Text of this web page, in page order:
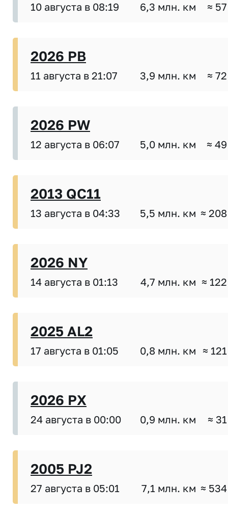
10 августа в 08:19 6,3 млн. км ≈
2026 PB
11 августа в 21:07 3,9 млн. км ≈
2026 PW
12 августа в 06:07 5,0 млн. км ≈
2013 QC11
13 августа в 04:33 5,5 млн. км ≈
2026 NY
14 августа в 01:13 4,7 млн. км ≈
2025 AL2
17 августа в 01:05 0,8 млн. км ≈
2026 PX
24 августа в 00:00 0,9 млн. км ≈
2005 PJ2
27 августа в 05:01 7,1 млн. км ≈